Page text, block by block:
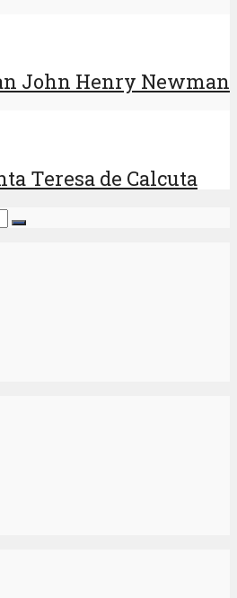
John Henry Newman
Teresa de Calcuta